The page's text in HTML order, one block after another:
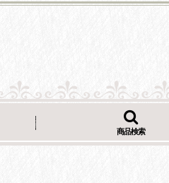
商品検索